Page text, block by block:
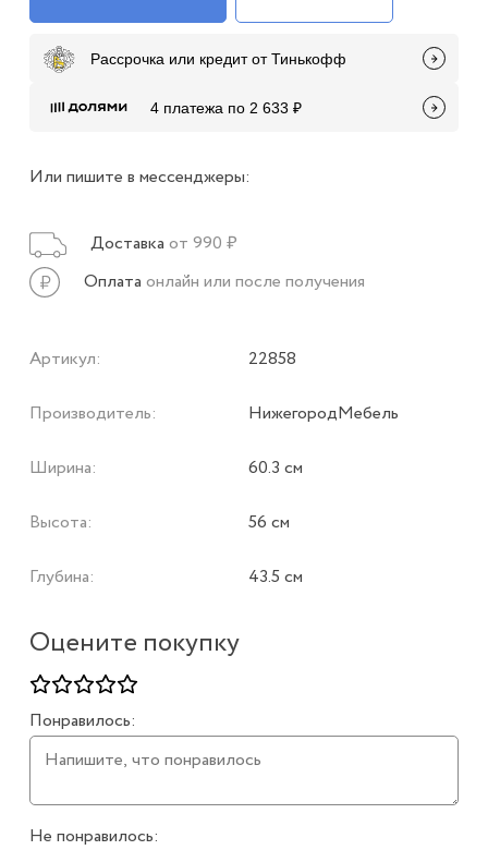
Оцените покупку
Понравилось:
Не понравилось:
Рассрочка или кредит от Тинькофф
4 платежа по 2 633 ₽
Или пишите в мессенджеры:
Доставка от 990 ₽
Оплата онлайн или после получения
Артикул: 22858
Производитель: НижегородМебель
Ширина: 60.3 см
Высота: 56 см
Глубина: 43.5 см